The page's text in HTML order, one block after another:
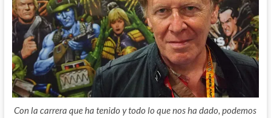
Con la carrera que ha tenido y todo lo que nos ha dado, podemos